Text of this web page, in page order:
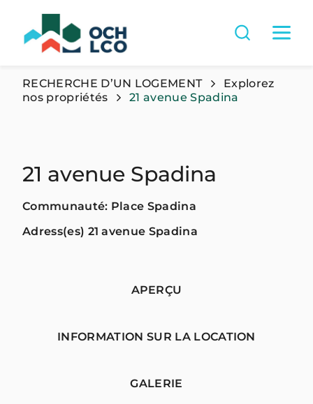
RECHERCHE D’UN LOGEMENT
Explorez
nos propriétés
21 avenue Spadina
21 avenue Spadina
Communauté: Place Spadina
Adress(es) 21 avenue Spadina
APERÇU
INFORMATION SUR LA LOCATION
GALERIE